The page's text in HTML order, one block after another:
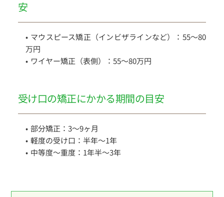
安
マウスピース矯正（インビザラインなど）：55〜80
万円
ワイヤー矯正（表側）：55〜80万円
受け口の矯正にかかる期間の目安
部分矯正：3〜9ヶ月
軽度の受け口：半年〜1年
中等度〜重度：1年半〜3年